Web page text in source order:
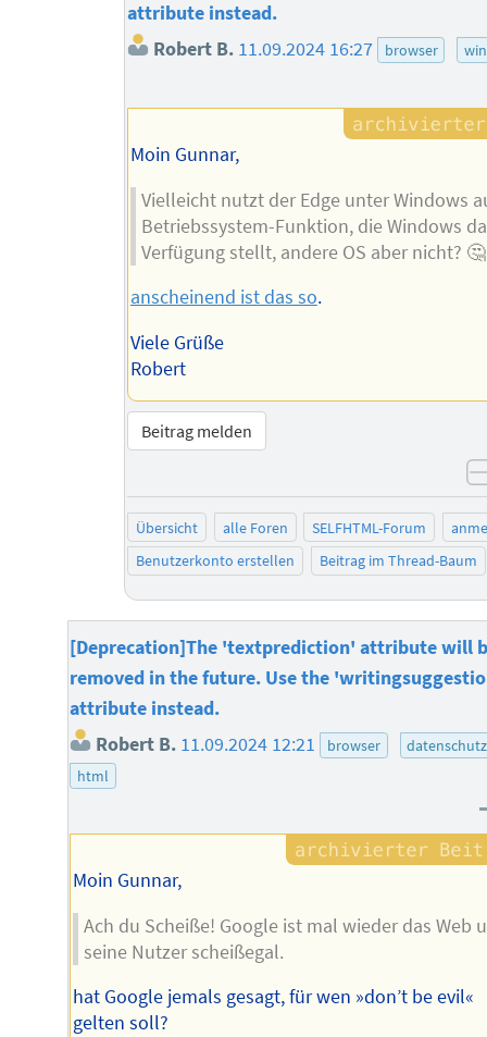
attribute instead.
Robert B. 11.09.2024 16:27 browser
Moin Gunnar,
Vielleicht nutzt der Edge unter Windows
Betriebssystem-Funktion, die Windows
Verfügung stellt, andere OS aber nicht? 🤔
anscheinend ist das so.
Viele Grüße
Robert
Beitrag melden
Übersicht alle Foren SELFHTML-Forum
Benutzerkonto erstellen
Beitrag im Thread-Baum
[Deprecation]The 'textprediction' attribute will
removed in the future. Use the
attribute instead.
Robert B. 11.09.2024 12:21 browser
datenschutz
html
Moin Gunnar,
Ach du Scheiße! Google ist mal wieder das Web
seine Nutzer scheißegal.
hat Google jemals gesagt, für wen »don’t be evil«
gelten soll?